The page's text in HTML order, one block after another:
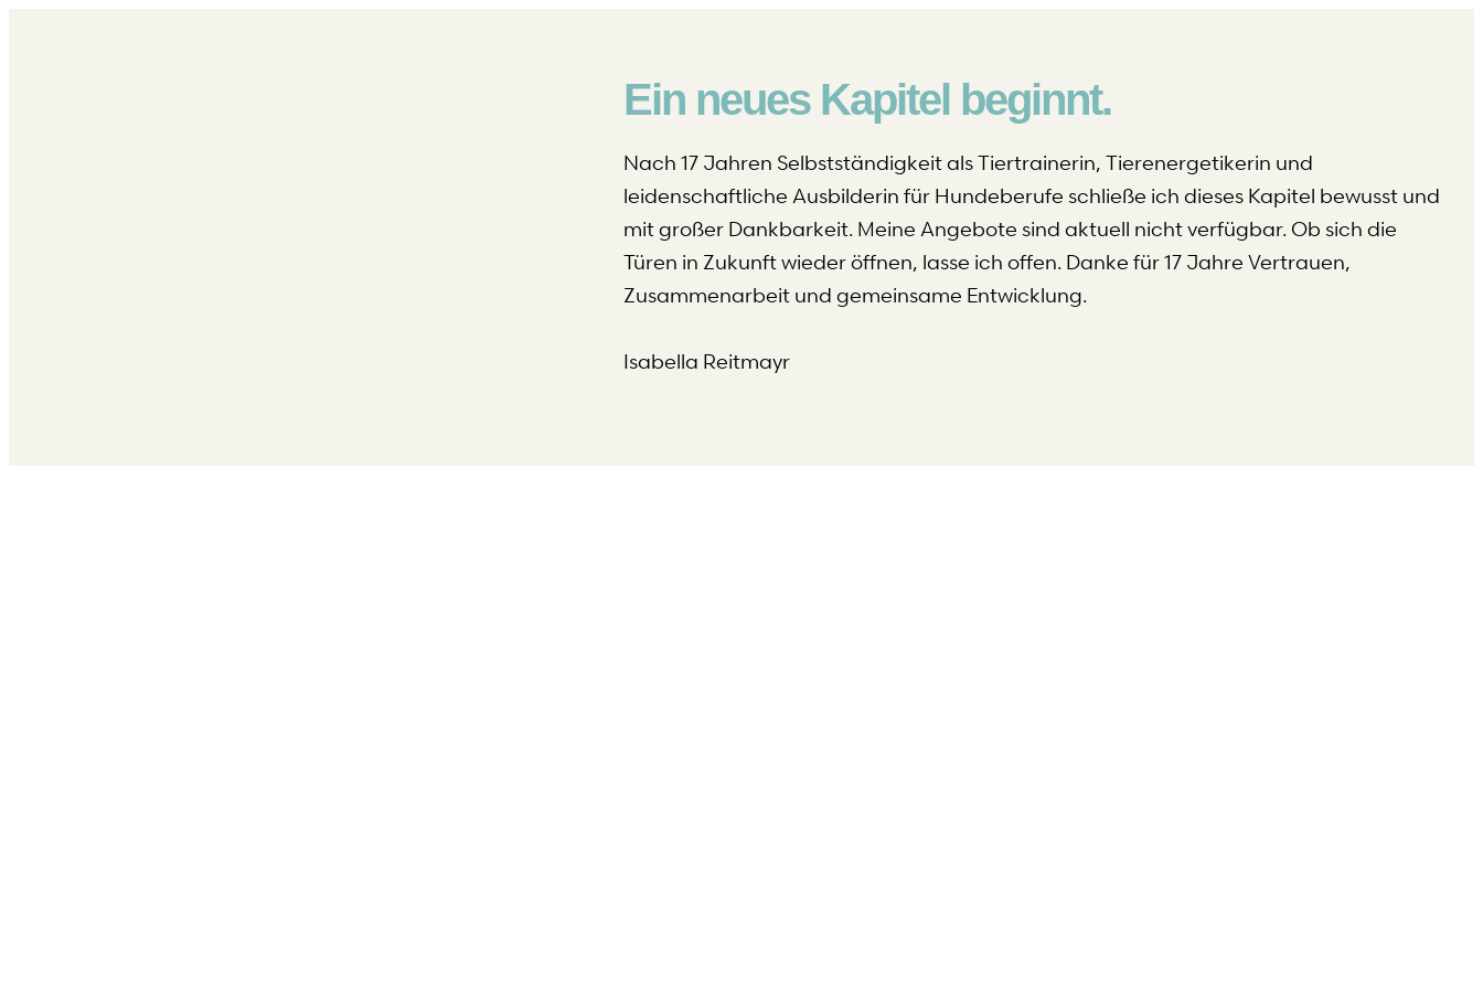
Ein neues Kapitel beginnt.
Nach 17 Jahren Selbstständigkeit als Tiertrainerin, Tierenergetikerin und
leidenschaftliche Ausbilderin für Hundeberufe schließe ich dieses Kapitel bewusst und
mit großer Dankbarkeit. Meine Angebote sind aktuell nicht verfügbar. Ob sich die
Türen in Zukunft wieder öffnen, lasse ich offen. Danke für 17 Jahre Vertrauen,
Zusammenarbeit und gemeinsame Entwicklung.
Isabella Reitmayr